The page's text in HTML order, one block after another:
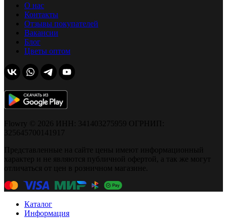
О нас
Контакты
Отзывы покупателей
Вакансии
Блог
Цветы оптом
Flowry © 2026 ИНН: 341403275959 ОГРНИП:
325645700141917
Представленные на сайте цены имеют информационный
характер и не являются публичной офертой, а так же могут
отличаться от цен в розничном магазине.
Каталог
Информация